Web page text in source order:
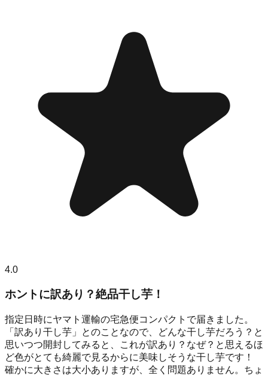
4.0
ホントに訳あり？絶品干し芋！
指定日時にヤマト運輸の宅急便コンパクトで届きました。
「訳あり干し芋」とのことなので、どんな干し芋だろう？と
思いつつ開封してみると、これが訳あり？なぜ？と思えるほ
ど色がとても綺麗で見るからに美味しそうな干し芋です！
確かに大きさは大小ありますが、全く問題ありません。ちょ